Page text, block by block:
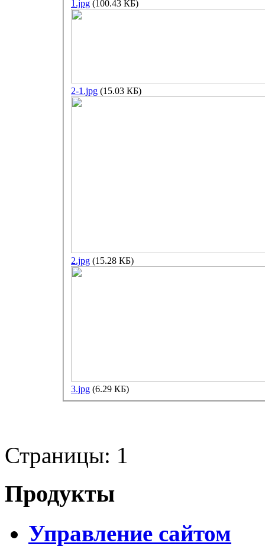
1.jpg (100.43 КБ)
2-1.jpg (15.03 КБ)
2.jpg (15.28 КБ)
3.jpg (6.29 КБ)
Страницы: 1
Продукты
Управление сайтом